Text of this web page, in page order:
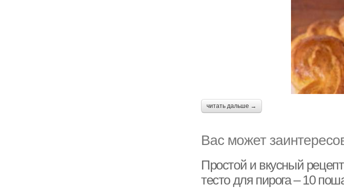
читать дальше →
Вас может
Простой и вкусный
тесто для пирога – 10